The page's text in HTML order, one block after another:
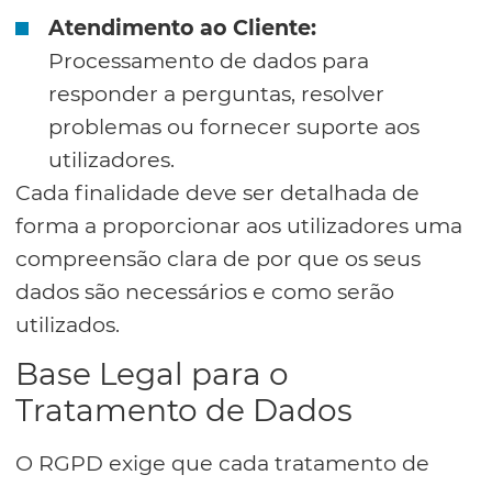
Atendimento ao Cliente:
Processamento de dados para
responder a perguntas, resolver
problemas ou fornecer suporte aos
utilizadores.
Cada finalidade deve ser detalhada de
forma a proporcionar aos utilizadores uma
compreensão clara de por que os seus
dados são necessários e como serão
utilizados.
Base Legal para o
Tratamento de Dados
O RGPD exige que cada tratamento de